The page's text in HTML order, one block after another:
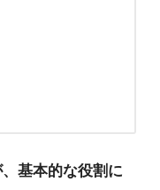
基本的な役割に